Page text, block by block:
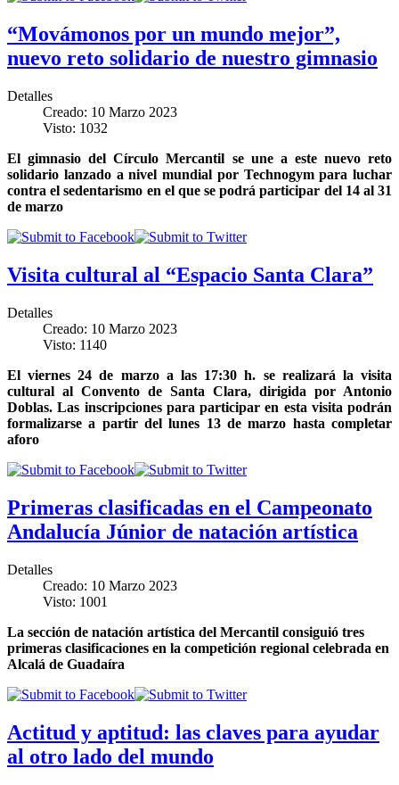
“Movámonos por un mundo mejor”,
nuevo reto solidario de nuestro gimnasio
Detalles
Creado: 10 Marzo 2023
Visto: 1032
El gimnasio del Círculo Mercantil se une a este nuevo reto
solidario lanzado a nivel mundial por Technogym para luchar
contra el sedentarismo en el que se podrá participar del 14 al 31
de marzo
Visita cultural al “Espacio Santa Clara”
Detalles
Creado: 10 Marzo 2023
Visto: 1140
El viernes 24 de marzo a las 17:30 h. se realizará la visita
cultural al Convento de Santa Clara, dirigida por Antonio
Doblas.Las inscripciones para participar en esta visita podrán
formalizarse a partir del lunes 13 de marzo hasta completar
aforo
Primeras clasificadas en el Campeonato
Andalucía Júnior de natación artística
Detalles
Creado: 10 Marzo 2023
Visto: 1001
La sección de natación artística del Mercantil consiguió tres
primeras clasificaciones en la competición regional celebrada en
Alcalá de Guadaíra
Actitud y aptitud: las claves para ayudar
al otro lado del mundo